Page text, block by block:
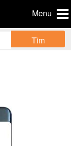
Menu
Tìm